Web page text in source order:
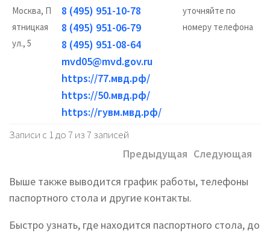
Москва, П
ятницкая
ул., 5
8 (495) 951-10-78
8 (495) 951-06-79
8 (495) 951-08-64
mvd05@mvd.gov.ru
https://77.мвд.рф/
https://50.мвд.рф/
https://гувм.мвд.рф/
уточняйте по
номеру телефона
Записи с 1 до 7 из 7 записей
Предыдущая Следующая
Выше также выводится график работы, телефоны
паспортного стола и другие контакты.
Быстро узнать, где находится паспортного стола, до